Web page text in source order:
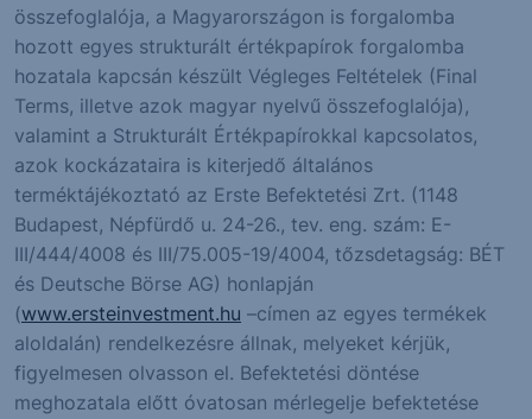
összefoglalója, a Magyarországon is forgalomba
hozott egyes strukturált értékpapírok forgalomba
hozatala kapcsán készült Végleges Feltételek (Final
Terms, illetve azok magyar nyelvű összefoglalója),
valamint a Strukturált Értékpapírokkal kapcsolatos,
azok kockázataira is kiterjedő általános
terméktájékoztató az Erste Befektetési Zrt. (1148
Budapest, Népfürdő u. 24-26., tev. eng. szám: E-
III/444/4008 és III/75.005-19/4004, tőzsdetagság: BÉT
és Deutsche Börse AG) honlapján
(www.ersteinvestment.hu –címen az egyes termékek
aloldalán) rendelkezésre állnak, melyeket kérjük,
figyelmesen olvasson el. Befektetési döntése
meghozatala előtt óvatosan mérlegelje befektetése